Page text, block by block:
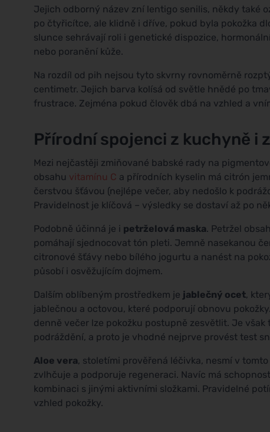
Jejich odborný název zní lentigo senilis, někdy také
po čtyřicítce, ale klidně i dříve, pokud byla pokožka
slunce sehrávají roli i genetické dispozice,
nebo poranění kůže.
Na rozdíl od pih nejsou tyto skvrny rovnoměrně
centimetr. Jejich barva kolísá od světle hnědé po
frustrace. Zejména pokud člověk dbá na vzhled a
Přírodní spojenci z kuchyně i
Mezi nejčastěji zmiňované babské rady na
obsahu vitamínu C a přírodních kyselin má citrón
čerstvou šťávou (nejlépe večer, aby nedošlo k
Pravidelnost je klíčová – výsledky se dostaví až po
Podobně účinná je i petrželová maska. Petržel
pomáhají sjednocovat tón pleti. Jemně nasekanou
citronové šťávy nebo bílého jogurtu a nanést na
působí i osvěžujícím dojmem.
Dalším oblíbeným prostředkem je jablečný ocet,
jablečnou a octovou, které podporují obnovu
denně večer lze pokožku postupně zesvětlit. Je
podráždění, a proto je vhodné nejprve provést test
Aloe vera, stoletími prověřená léčivka, nesmí v
zvlhčuje a podporuje regeneraci. Navíc má
kombinaci s jinými aktivními složkami. Pravidelné
vzhled pokožky.